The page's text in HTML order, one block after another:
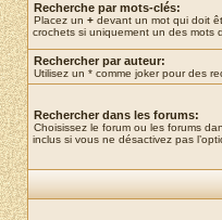
Recherche par mots-clés:
Placez un + devant un mot qui doit
crochets si uniquement un des mots
Rechercher par auteur:
Utilisez un * comme joker pour des
Rechercher dans les forums:
Choisissez le forum ou les forums
inclus si vous ne désactivez pas